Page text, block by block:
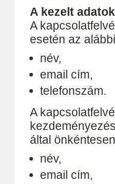
A kezelt
A
esetén az
név,
email cím,
telefonszám.
A
által
név,
email cím,